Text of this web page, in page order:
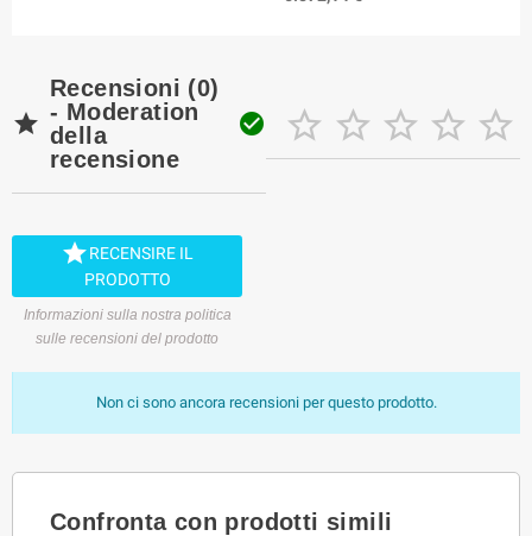

Recensioni (0)
- Moderation
della
recensione
     
RECENSIRE IL
PRODOTTO
Informazioni sulla nostra politica
sulle recensioni del prodotto
Non ci sono ancora recensioni per questo prodotto.
Confronta con prodotti simili